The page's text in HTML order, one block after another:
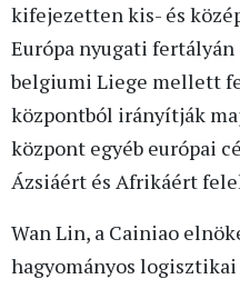
kifejezetten kis- és
Európa nyugati
belgiumi Liege mellett
központból irányítják
központ egyéb európai
Ázsiáért és Afrikáért
Wan Lin, a Cainiao
hagyományos